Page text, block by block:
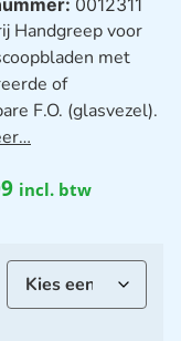
Handgreep voor
met
of
F.O. (glasvezel).
incl. btw